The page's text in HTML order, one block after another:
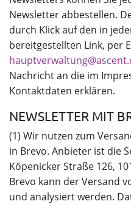
Newsletter abbestellen.
durch Klick auf den in
bereitgestellten Link, per
Nachricht an die im
Kontaktdaten erklären.
NEWSLETTER MIT
(1) Wir nutzen zum
in Brevo. Anbieter ist die
Köpenicker Straße 126,
Brevo kann der Versand
und analysiert werden.